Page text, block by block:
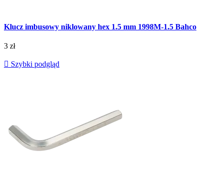
Klucz imbusowy niklowany hex 1.5 mm 1998M-1.5 Bahco
3 zł
 Szybki podgląd